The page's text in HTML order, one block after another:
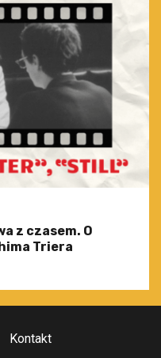
z czasem. O
Triera
Kontakt